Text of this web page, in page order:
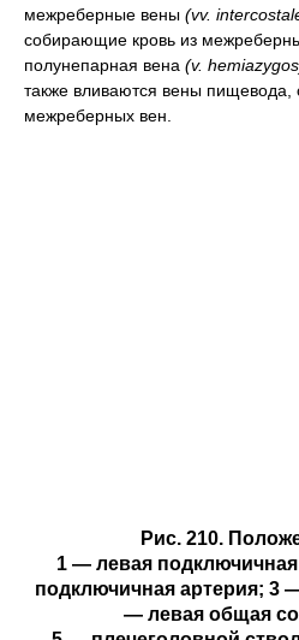
межреберные вены (vv.
собирающие кровь из
полунепарная вена (v.
также вливаются вены пищевода,
межреберных вен.
Рис. 210.
1 — левая
подключичная артерия;
— левая общая